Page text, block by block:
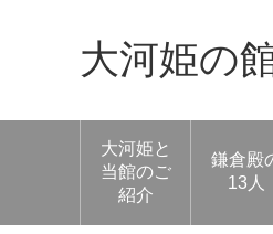
大河姫の
大河姫と
当館のご
紹介
鎌倉殿
13人